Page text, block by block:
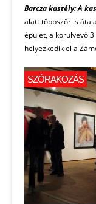
Barcza kastély: A
alatt többször is
épület, a körülvevő
helyezkedik el a
SZÓRAKOZÁS